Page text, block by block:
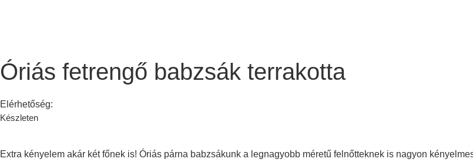
Óriás fetrengő babzsák terrakotta
Elérhetőség:
Készleten
Extra kényelem akár két főnek is! Óriás párna babzsákunk a legnagyobb méretű felnőtteknek is nagyon